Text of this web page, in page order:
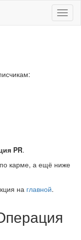
PR.
карме, а ещё ниже
на главной.